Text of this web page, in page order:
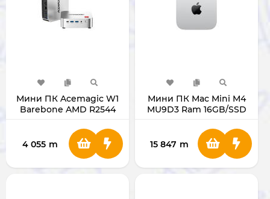
Мини ПК Acemagic W1
Barebone AMD R2544
4 055 m
Мини ПК Mac Mini M4
MU9D3 Ram 16GB/SSD
15 847 m